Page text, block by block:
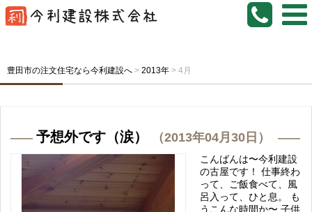
豊田市の注文住宅なら今利建設へ > 2013年 > 4月
予想外です（涙） （2013年04月30日）
こんばんは〜今利建設
の古屋です！ 仕事終わ
って、ご飯食べて、風
呂入って、ひと息。 も
うこんな時間か〜 子供